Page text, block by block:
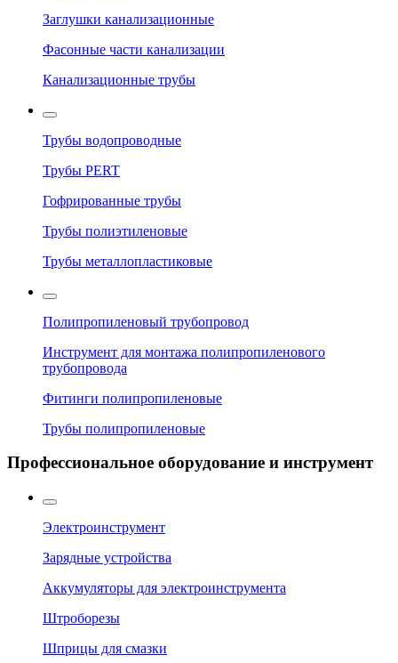
Заглушки канализационные
Фасонные части канализации
Канализационные трубы
Трубы водопроводные
Трубы PERT
Гофрированные трубы
Трубы полиэтиленовые
Трубы металлопластиковые
Полипропиленовый трубопровод
Инструмент для монтажа полипропиленового
трубопровода
Фитинги полипропиленовые
Трубы полипропиленовые
Профессиональное оборудование и инструмент
Электроинструмент
Зарядные устройства
Аккумуляторы для электроинструмента
Штроборезы
Шприцы для смазки